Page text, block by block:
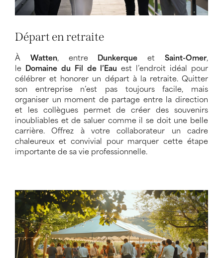
Départ en retraite
À Watten, entre Dunkerque etSaint-Omer,
le Domaine du Fil de l’Eau est l’endroit idéal pour
célébrer et honorer un départ à la retraite. Quitter
son entreprise n’est pas toujours facile, mais
organiser un moment de partage entre la direction
et les collègues permet de créer des souvenirs
inoubliables et de saluer comme il se doit une belle
carrière. Offrez à votre collaborateur un cadre
chaleureux et convivial pour marquer cette étape
importante de sa vie professionnelle.